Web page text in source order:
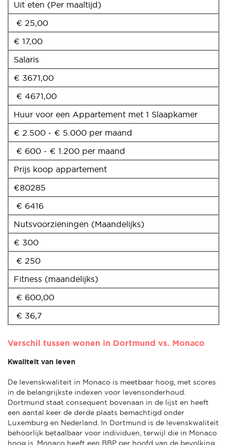
Uit eten (Per maaltijd)
€ 25,00
€ 17,00
Salaris
€ 3671,00
€ 4671,00
Huur voor een Appartement met 1 Slaapkamer
€ 2.500 - € 5.000 per maand
€ 600 - € 1.200 per maand
Prijs koop appartement
€80285
€ 6416
Nutsvoorzieningen (Maandelijks)
€ 300
€ 250
Fitness (maandelijks)
€ 600,00
€ 36,7
Verschil tussen wonen in Dortmund vs. Monaco
Kwaliteit van leven
De levenskwaliteit in Monaco is meetbaar hoog, met scores
in de belangrijkste indexen voor levensonderhoud.
Dortmund staat consequent bovenaan in de lijst en heeft
een aantal keer de derde plaats bemachtigd onder
Luxemburg en Nederland. In Dortmund is de levenskwaliteit
behoorlijk betaalbaar voor individuen, terwijl die in Monaco
hoog is. Monaco heeft een BBP per hoofd van de bevolking